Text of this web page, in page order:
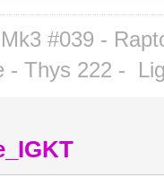
#039 -
- Thys 222 -